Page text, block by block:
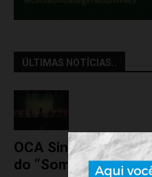
ÚLTIMAS NOTÍCIAS..
OCA Sinfônica é a
do “Som na...